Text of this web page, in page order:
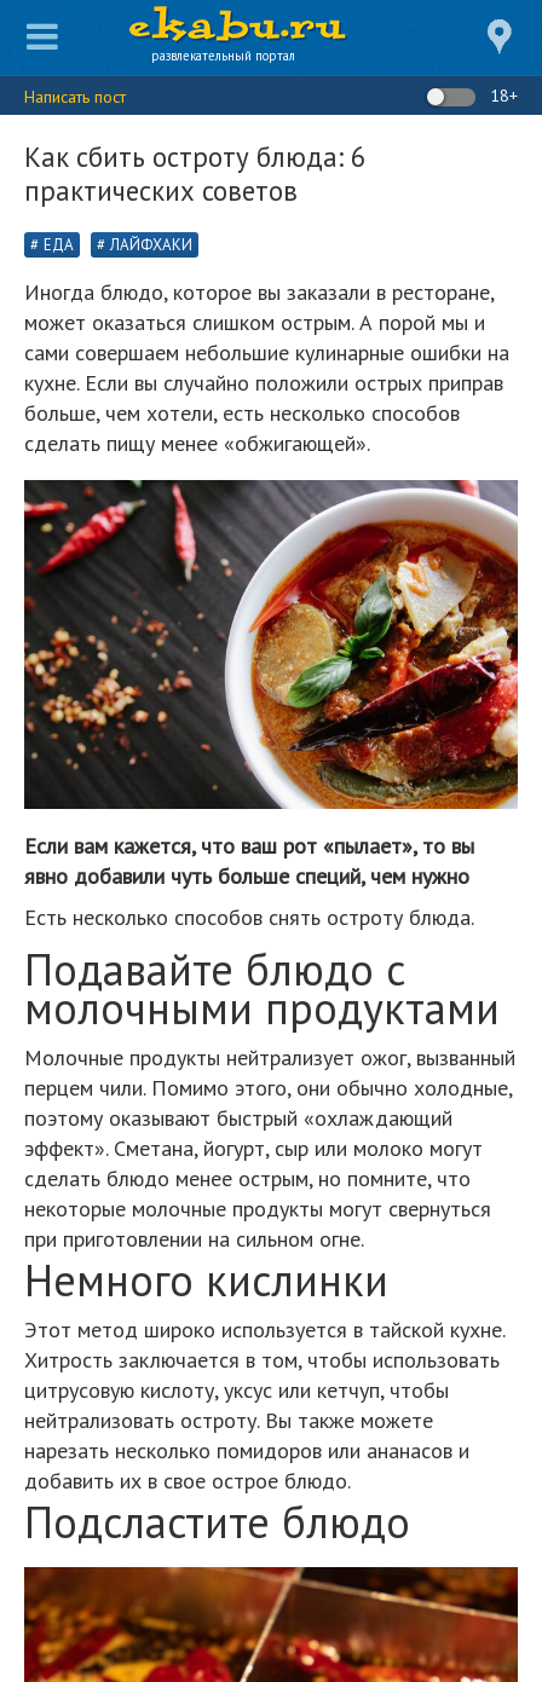
развлекательный портал
Написать пост 18+
Как сбить остроту блюда: 6
практических советов
ЕДА ЛАЙФХАКИ
Иногда блюдо, которое вы заказали в ресторане,
может оказаться слишком острым. А порой мы и
сами совершаем небольшие кулинарные ошибки на
кухне. Если вы случайно положили острых приправ
больше, чем хотели, есть несколько способов
сделать пищу менее «обжигающей».
Если вам кажется, что ваш рот «пылает», то вы
явно добавили чуть больше специй, чем нужно
Есть несколько способов снять остроту блюда.
Подавайте блюдо с
молочными продуктами
Молочные продукты нейтрализует ожог, вызванный
перцем чили. Помимо этого, они обычно холодные,
поэтому оказывают быстрый «охлаждающий
эффект». Сметана, йогурт, сыр или молоко могут
сделать блюдо менее острым, но помните, что
некоторые молочные продукты могут свернуться
при приготовлении на сильном огне.
Немного кислинки
Этот метод широко используется в тайской кухне.
Хитрость заключается в том, чтобы использовать
цитрусовую кислоту, уксус или кетчуп, чтобы
нейтрализовать остроту. Вы также можете
нарезать несколько помидоров или ананасов и
добавить их в свое острое блюдо.
Подсластите блюдо